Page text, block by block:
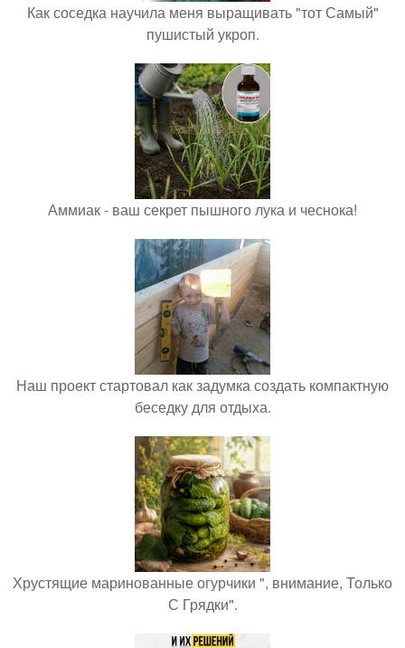
Как соседка научила меня выращивать "тот Самый"
пушистый укроп.
Аммиак - ваш секрет пышного лука и чеснока!
Наш проект стартовал как задумка создать компактную
беседку для отдыха.
Хрустящие маринованные огурчики ", внимание, Только
С Грядки".